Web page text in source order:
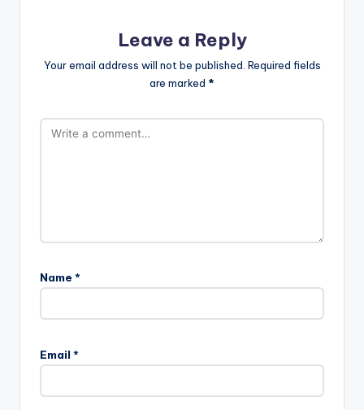
Leave a Reply
Your email address will not be published. Required fields
are marked *
Name *
Email *